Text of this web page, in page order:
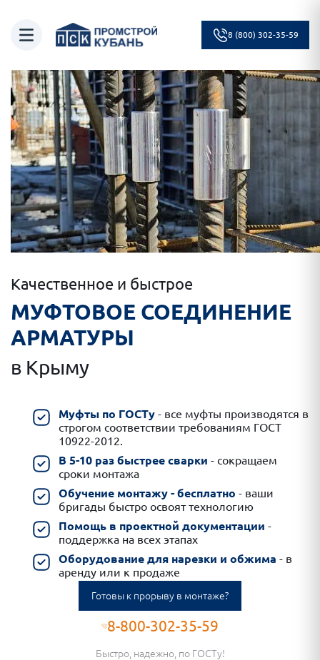
8 (800) 302-35-59
Качественное и быстрое
МУФТОВОЕ СОЕДИНЕНИЕ
АРМАТУРЫ
в Крыму
Муфты по ГОСТу - все муфты производятся в
строгом соответствии требованиям ГОСТ
10922-2012.
В 5-10 раз быстрее сварки - сокращаем
сроки монтажа
Обучение монтажу - бесплатно - ваши
бригады быстро освоят технологию
Помощь в проектной документации -
поддержка на всех этапах
Оборудование для нарезки и обжима - в
аренду или к продаже
Готовы к прорыву в монтаже?
8-800-302-35-59
Быстро, надежно, по ГОСТу!